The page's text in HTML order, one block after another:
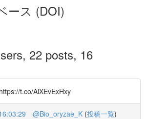
ース (DOI)
22 posts, 16
t.co/AlXEvExHxy
@Bio_oryzae_K (投稿一覧)